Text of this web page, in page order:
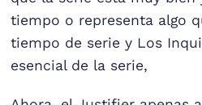
tiempo o representa algo
tiempo de serie y Los
esencial de la serie,